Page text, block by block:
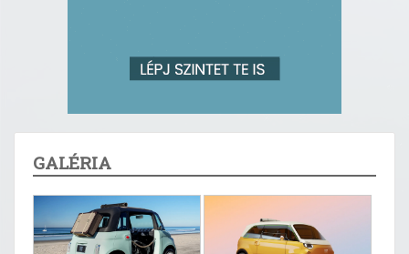
GALÉRIA